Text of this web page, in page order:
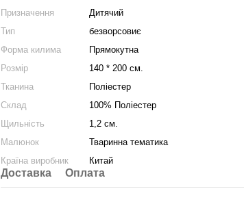
Призначення
Дитячий
Тип
безворсовиє
Форма килима
Прямокутна
Розмір
140 * 200 см.
Тканина
Поліестер
Склад
100% Поліестер
Щильність
1,2 см.
Малюнок
Тваринна тематика
Країна виробник
Китай
Доставка Оплата